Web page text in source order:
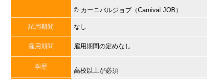
©︎ カーニバルジョブ（Carnival JOB）
試用期間 なし
雇用期間 雇用期間の定めなし
学歴
高校以上が必須